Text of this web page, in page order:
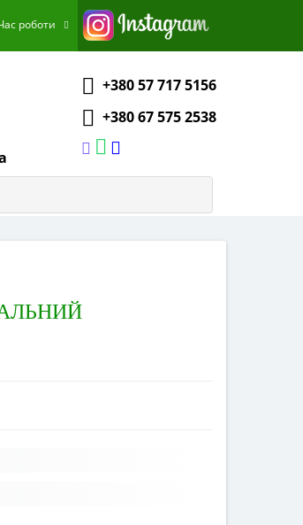
роботи
+380 57 717 5156
+380 67 575 2538